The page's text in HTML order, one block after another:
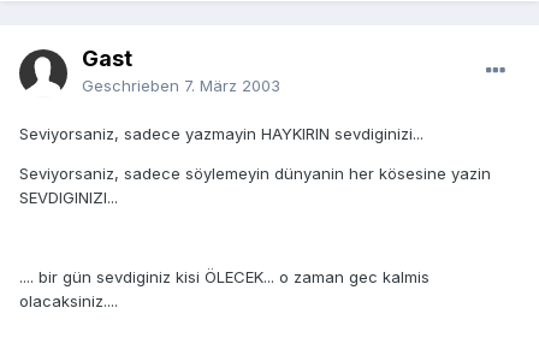
Gast
Geschrieben 7. März 2003
Seviyorsaniz, sadece yazmayin HAYKIRIN sevdiginizi...
Seviyorsaniz, sadece söylemeyin dünyanin her kösesine yazin
SEVDIGINIZI...
.... bir gün sevdiginiz kisi ÖLECEK... o zaman gec kalmis
olacaksiniz....